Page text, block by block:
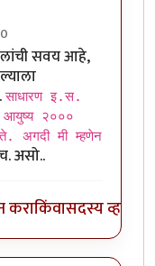
byबॅटमॅन
सवय आहे,
साधारण इ.स.
आयुष्य २०००
अगदी मी म्हणेन
असो..
कराकिंवासदस्य व्हा